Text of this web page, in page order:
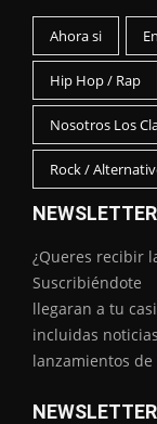
Ahora si
Hip Hop / Rap
Nosotros Los
Rock /
NEWSLETTER
¿Queres recibir
Suscribiéndote
llegaran a tu
incluidas
lanzamientos de
NEWSLETTER